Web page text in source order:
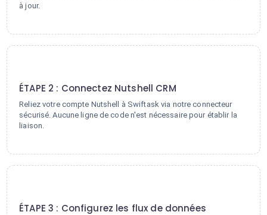
à jour.
ÉTAPE 2 : Connectez Nutshell CRM
Reliez votre compte Nutshell à Swiftask via notre connecteur
sécurisé. Aucune ligne de code n'est nécessaire pour établir la
liaison.
ÉTAPE 3 : Configurez les flux de données